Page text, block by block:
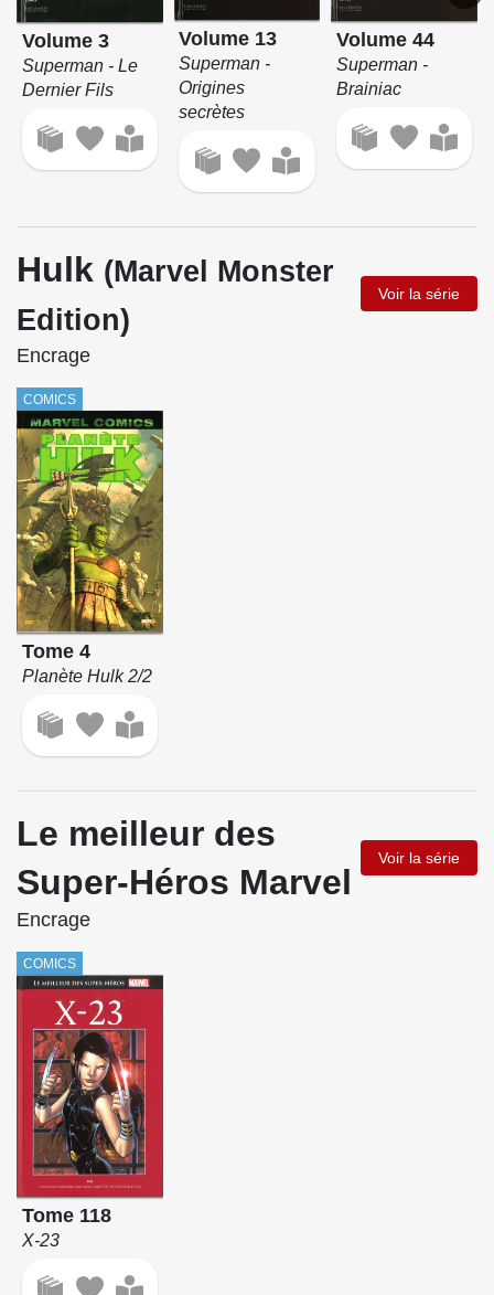
Volume 3
Superman - Le
Dernier Fils
Volume 13
Superman -
Origines
secrètes
Volume 44
Superman -
Brainiac
Hulk (Marvel Monster
Edition)
Voir la série
Encrage
COMICS
Tome 4
Planète Hulk 2/2
Le meilleur des
Super-Héros Marvel
Voir la série
Encrage
COMICS
Tome 118
X-23